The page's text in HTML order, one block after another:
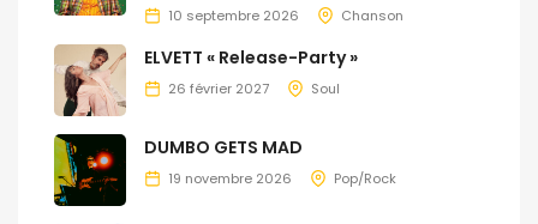
10 septembre 2026 Chanson
ELVETT « Release-Party »
26 février 2027 Soul
DUMBO GETS MAD
19 novembre 2026 Pop/Rock